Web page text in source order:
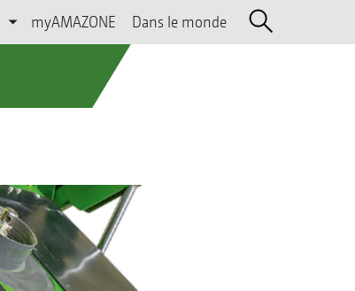
myAMAZONE Dans le monde